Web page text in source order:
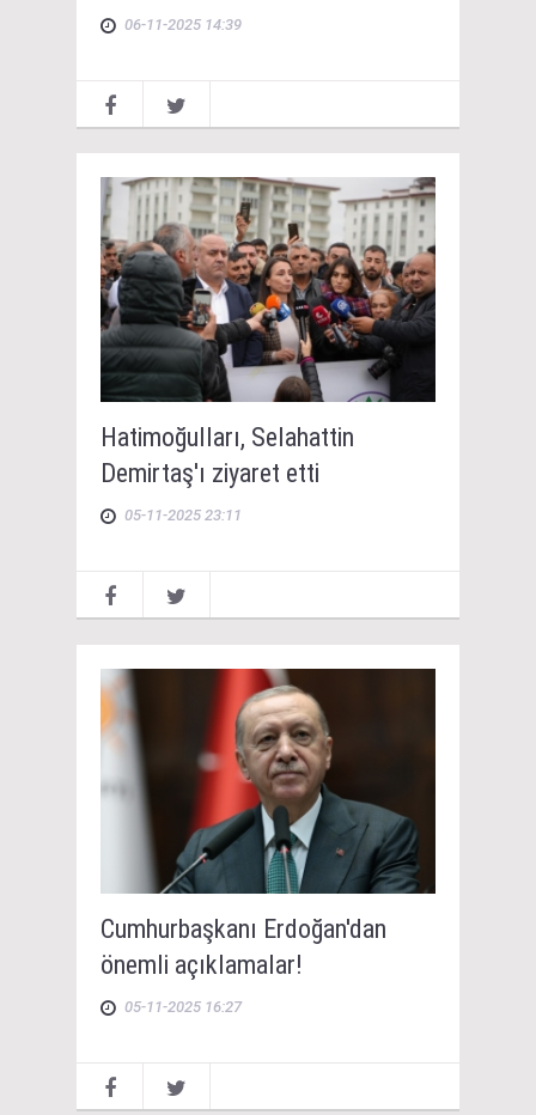
06-11-2025 14:39
Hatimoğulları, Selahattin
Demirtaş'ı ziyaret etti
05-11-2025 23:11
Cumhurbaşkanı Erdoğan'dan
önemli açıklamalar!
05-11-2025 16:27